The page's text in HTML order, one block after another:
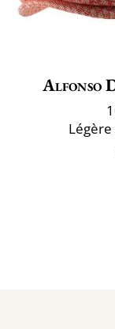
Alfonso